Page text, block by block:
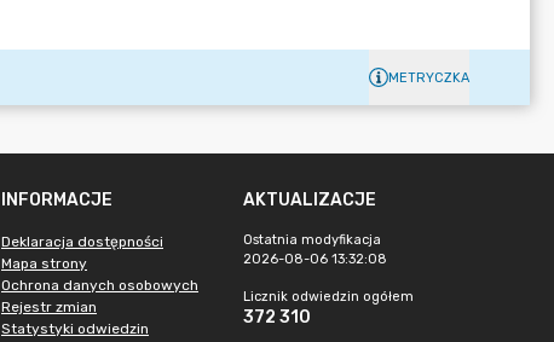
METRYCZKA
INFORMACJE
Deklaracja dostępności
Mapa strony
Ochrona danych osobowych
Rejestr zmian
Statystyki odwiedzin
AKTUALIZACJE
Ostatnia modyfikacja
2026-08-06 13:32:08
Licznik odwiedzin ogółem
372 310